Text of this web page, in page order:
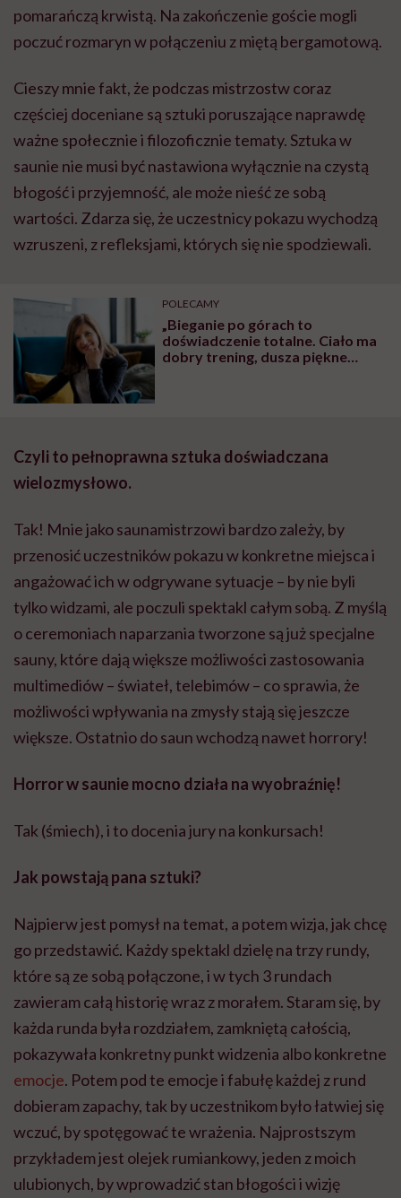
pomarańczą krwistą. Na zakończenie goście mogli
poczuć rozmaryn w połączeniu z miętą bergamotową.
Cieszy mnie fakt, że podczas mistrzostw coraz
częściej doceniane są sztuki poruszające naprawdę
ważne społecznie i filozoficznie tematy. Sztuka w
saunie nie musi być nastawiona wyłącznie na czystą
błogość i przyjemność, ale może nieść ze sobą
wartości. Zdarza się, że uczestnicy pokazu wychodzą
wzruszeni, z refleksjami, których się nie spodziewali.
POLECAMY
„Bieganie po górach to
doświadczenie totalne. Ciało ma
dobry trening, dusza piękne
Czyli to pełnoprawna sztuka doświadczana
wielozmysłowo.
Tak! Mnie jako saunamistrzowi bardzo zależy, by
przenosić uczestników pokazu w konkretne miejsca i
angażować ich w odgrywane sytuacje – by nie byli
tylko widzami, ale poczuli spektakl całym sobą. Z myślą
o ceremoniach naparzania tworzone są już specjalne
sauny, które dają większe możliwości zastosowania
multimediów – świateł, telebimów – co sprawia, że
możliwości wpływania na zmysły stają się jeszcze
większe. Ostatnio do saun wchodzą nawet horrory!
Horror w saunie mocno działa na wyobraźnię!
Tak (śmiech), i to docenia jury na konkursach!
Jak powstają pana sztuki?
Najpierw jest pomysł na temat, a potem wizja, jak chcę
go przedstawić. Każdy spektakl dzielę na trzy rundy,
które są ze sobą połączone, i w tych 3 rundach
zawieram całą historię wraz z morałem. Staram się, by
każda runda była rozdziałem, zamkniętą całością,
pokazywała konkretny punkt widzenia albo konkretne
emocje. Potem pod te emocje i fabułę każdej z rund
dobieram zapachy, tak by uczestnikom było łatwiej się
wczuć, by spotęgować te wrażenia. Najprostszym
przykładem jest olejek rumiankowy, jeden z moich
ulubionych, by wprowadzić stan błogości i wizję